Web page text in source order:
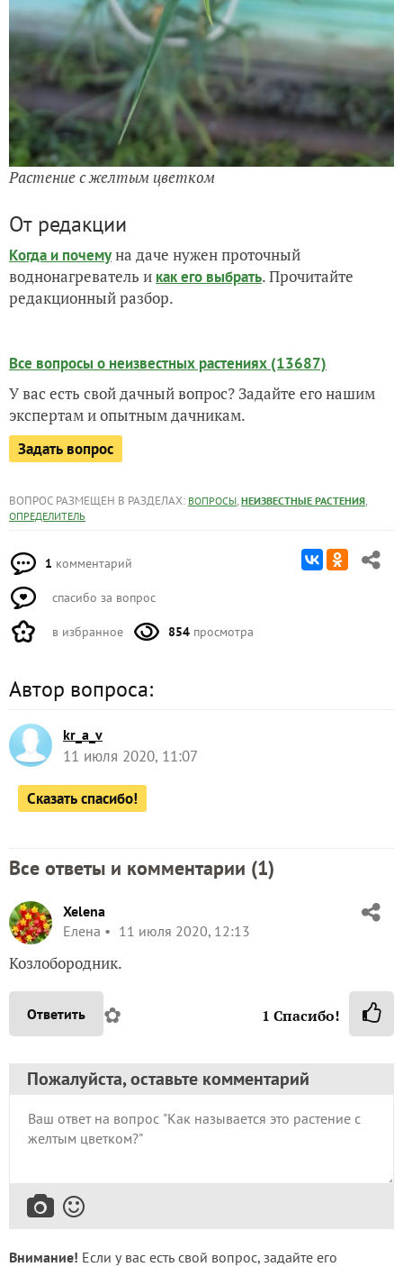
Растение с желтым цветком
От редакции
Когда и почемуна даче нужен проточный
воднонагреватель и как его выбрать. Прочитайте
редакционный разбор.
Все вопросы о неизвестных растениях (13687)
У вас есть свой дачный вопрос? Задайте его нашим
экспертам и опытным дачникам.
Задать вопрос
ВОПРОС РАЗМЕЩЕН В РАЗДЕЛАХ: ВОПРОСЫ, НЕИЗВЕСТНЫЕ РАСТЕНИЯ,
ОПРЕДЕЛИТЕЛЬ
1 комментарий
спасибо за вопрос
в избранное 854 просмотра
Автор вопроса:
kr_a_v
11 июля 2020, 11:07
Сказать спасибо!
Все ответы и комментарии (1)
Xelena
Елена
11 июля 2020, 12:13
Козлобородник.
Ответить ✿ 1 Спасибо!
Пожалуйста, оставьте комментарий
Внимание! Если у вас есть свой вопрос, задайте его